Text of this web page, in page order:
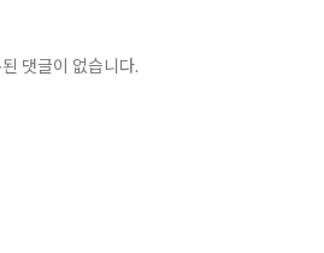
댓글이 없습니다.